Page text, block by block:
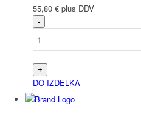
55,80 € plus DDV
DO IZDELKA